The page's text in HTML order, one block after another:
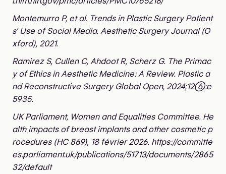
Montemurro P, et al. Trends in Plastic Surgery Patient
s' Use of Social Media. Aesthetic Surgery Journal (O
xford), 2021.
Ramirez S, Cullen C, Ahdoot R, Scherz G. The Primac
y of Ethics in Aesthetic Medicine: A Review. Plastic a
nd Reconstructive Surgery Global Open, 2024;12(6):e
5935.
UK Parliament, Women and Equalities Committee. He
alth impacts of breast implants and other cosmetic p
rocedures (HC 869), 18 février 2026. https://committe
es.parliament.uk/publications/51713/documents/2865
32/default